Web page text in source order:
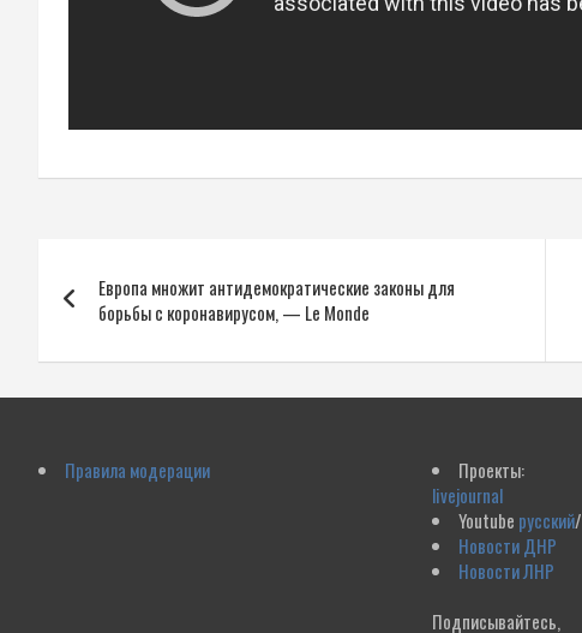
по
записям
Европа множит антидемократические законы для
борьбы с коронавирусом, — Le Monde
Правила модерации
Проекты:
livejournal
Youtube русский/
Новости ДНР
Новости ЛНР
Подписывайтесь,